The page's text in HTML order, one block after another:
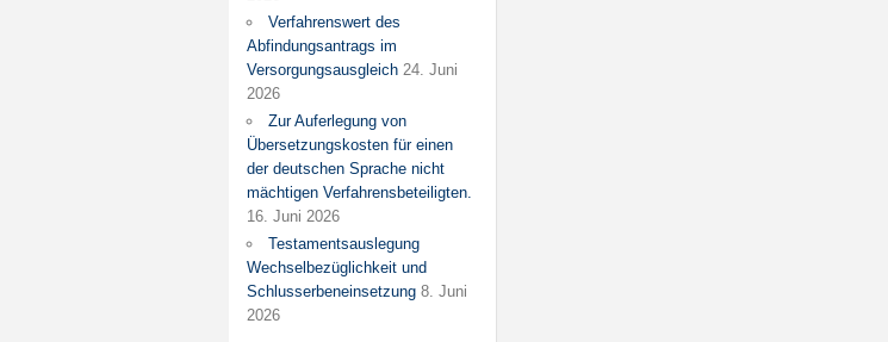
Verfahrenswert des
Abfindungsantrags im
Versorgungsausgleich 24. Juni
2026
Zur Auferlegung von
Übersetzungskosten für einen
der deutschen Sprache nicht
mächtigen Verfahrensbeteiligten.
16. Juni 2026
Testamentsauslegung
Wechselbezüglichkeit und
Schlusserbeneinsetzung 8. Juni
2026